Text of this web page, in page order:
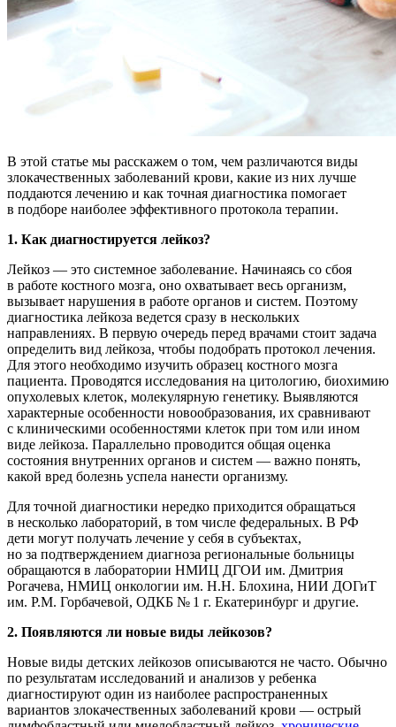
В этой статье мы расскажем о том, чем различаются виды
злокачественных заболеваний крови, какие из них лучше
поддаются лечению и как точная диагностика помогает
в подборе наиболее эффективного протокола терапии.
1. Как диагностируется лейкоз?
Лейкоз — это системное заболевание. Начинаясь со сбоя
в работе костного мозга, оно охватывает весь организм,
вызывает нарушения в работе органов и систем. Поэтому
диагностика лейкоза ведется сразу в нескольких
направлениях. В первую очередь перед врачами стоит задача
определить вид лейкоза, чтобы подобрать протокол лечения.
Для этого необходимо изучить образец костного мозга
пациента. Проводятся исследования на цитологию, биохимию
опухолевых клеток, молекулярную генетику. Выявляются
характерные особенности новообразования, их сравнивают
с клиническими особенностями клеток при том или ином
виде лейкоза. Параллельно проводится общая оценка
состояния внутренних органов и систем — важно понять,
какой вред болезнь успела нанести организму.
Для точной диагностики нередко приходится обращаться
в несколько лабораторий, в том числе федеральных. В РФ
дети могут получать лечение у себя в субъектах,
но за подтверждением диагноза региональные больницы
обращаются в лаборатории НМИЦ ДГОИ им. Дмитрия
Рогачева, НМИЦ онкологии им. Н.Н. Блохина, НИИ ДОГиТ
им. Р.М. Горбачевой, ОДКБ № 1 г. Екатеринбург и другие.
2. Появляются ли новые виды лейкозов?
Новые виды детских лейкозов описываются не часто. Обычно
по результатам исследований и анализов у ребенка
диагностируют один из наиболее распространенных
вариантов злокачественных заболеваний крови — острый